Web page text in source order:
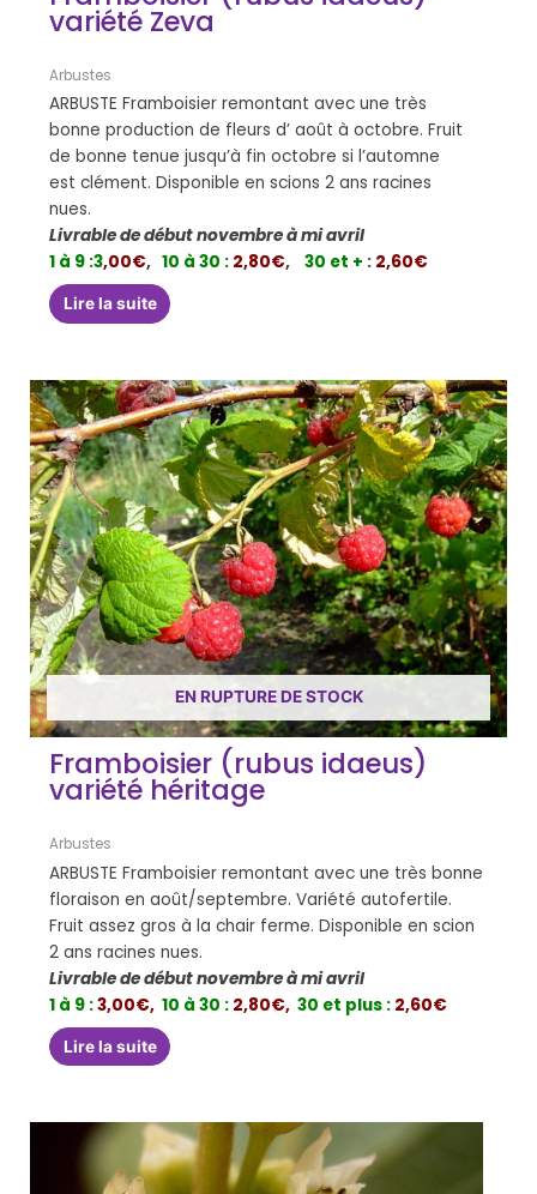
variété Zeva
Arbustes
ARBUSTE Framboisier remontant avec une très
bonne production de fleurs d’ août à octobre. Fruit
de bonne tenue jusqu’à fin octobre si l’automne
est clément. Disponible en scions 2 ans racines
nues.
Livrable de début novembre à mi avril
1 à 9 :3,00€,10 à 30 : 2,80€,30 et + : 2,60€
Lire la suite
EN RUPTURE DE STOCK
Framboisier (rubus idaeus)
variété héritage
Arbustes
ARBUSTE Framboisier remontant avec une très bonne
floraison en août/septembre. Variété autofertile.
Fruit assez gros à la chair ferme. Disponible en scion
2 ans racines nues.
Livrable de début novembre à mi avril
1 à 9 :3,00€, 10 à 30 : 2,80€, 30 et plus : 2,60€
Lire la suite